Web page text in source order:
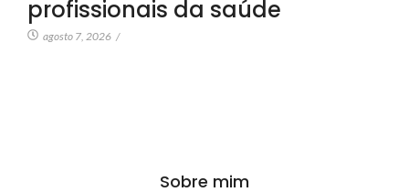
profissionais da saúde
agosto 7, 2026 /
Sobre mim